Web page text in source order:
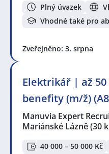
Plný úvazek
Vhodné také pro
Zveřejněno: 3. srpna
Elektrikář | až 50
benefity (m/ž)
Manuvia Expert
Mariánské Lázně(30
40 000 – 50 000 Kč